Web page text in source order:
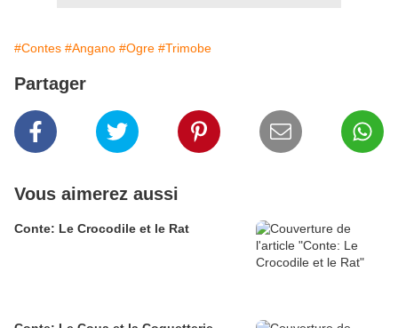
#Contes #Angano #Ogre #Trimobe
Partager
Vous aimerez aussi
Conte: Le Crocodile et le Rat